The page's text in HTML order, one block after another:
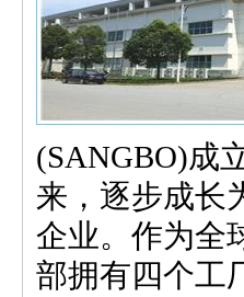
工程师
(SANGBO)成
来，逐步成长
企业。作为全
部拥有四个工